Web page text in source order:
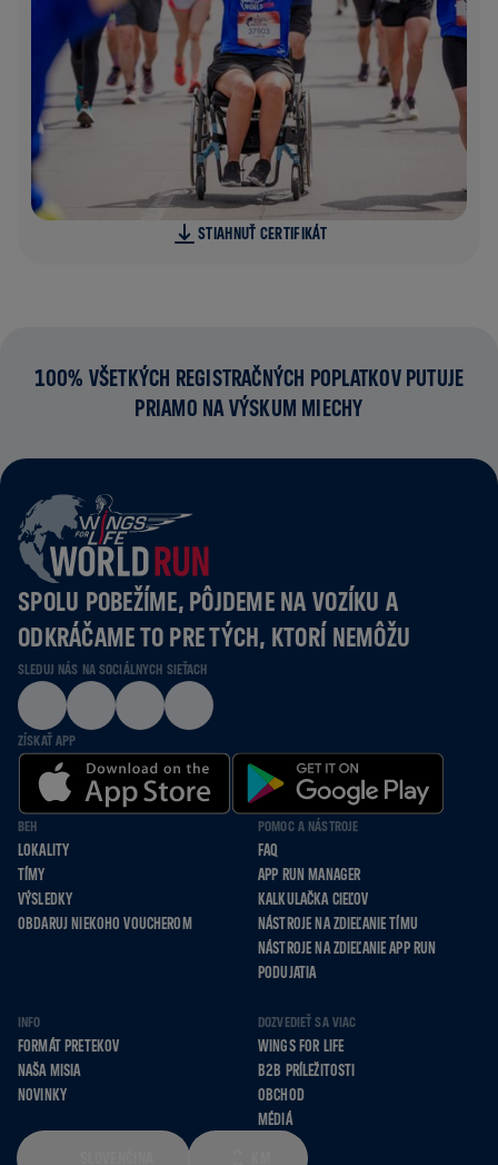
STIAHNUŤ CERTIFIKÁT
100% VŠETKÝCH REGISTRAČNÝCH POPLATKOV PUTUJE
PRIAMO NA VÝSKUM MIECHY
SPOLU POBEŽÍME, PÔJDEME NA VOZÍKU A
ODKRÁČAME TO PRE TÝCH, KTORÍ NEMÔŽU
SLEDUJ NÁS NA SOCIÁLNYCH SIEŤACH
ZÍSKAŤ APP
BEH
LOKALITY
TÍMY
VÝSLEDKY
OBDARUJ NIEKOHO VOUCHEROM
POMOC A NÁSTROJE
FAQ
APP RUN MANAGER
KALKULAČKA CIEĽOV
NÁSTROJE NA ZDIEĽANIE TÍMU
NÁSTROJE NA ZDIEĽANIE APP RUN
PODUJATIA
INFO
FORMÁT PRETEKOV
NAŠA MISIA
NOVINKY
DOZVEDIEŤ SA VIAC
WINGS FOR LIFE
B2B PRÍLEŽITOSTI
OBCHOD
MÉDIÁ